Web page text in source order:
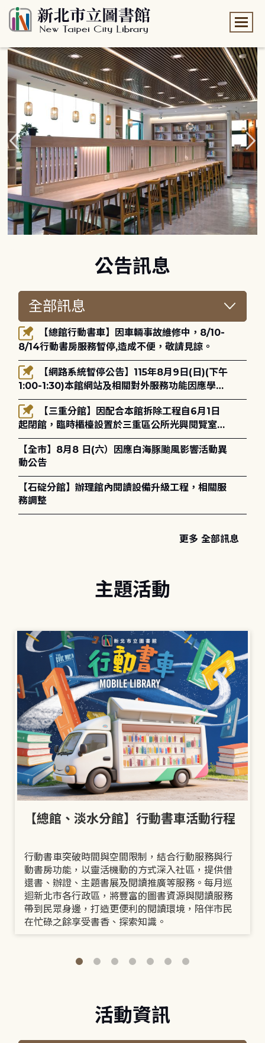
公告訊息
8/14行動書房服務暫停,造成不便，敬請見諒。
1:00-1:30)本館網站及相關對外服務功能因應學術
網路升級更新將暫停服務。
起閉館，臨時櫃檯設置於三重區公所光興閱覽室，
造成不便，敬請見諒。
【全市】8月8 日(六）因應白海豚颱風影響活動異
動公告
【石碇分館】辦理館內閱讀設備升級工程，相關服
務調整
更多 全部訊息
主題活動
【總館、淡水分館】行動書車活動行程
行動書車突破時間與空間限制，結合行動服務與行
動書房功能，以靈活機動的方式深入社區，提供借
還書、辦證、主題書展及閱讀推廣等服務。每月巡
迴新北市各行政區，將豐富的圖書資源與閱讀服務
帶到民眾身邊，打造更便利的閱讀環境，陪伴市民
在忙碌之餘享受書香、探索知識。
活動資訊